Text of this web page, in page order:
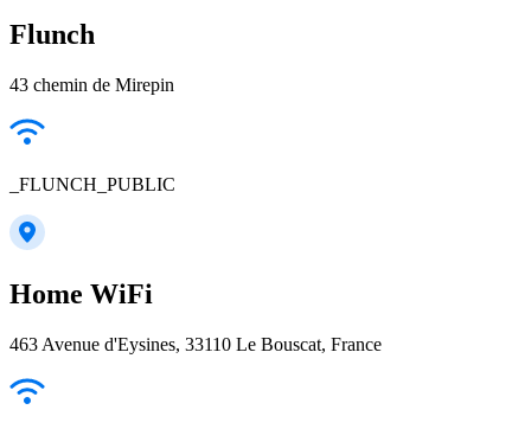
Flunch
43 chemin de Mirepin
_FLUNCH_PUBLIC
Home WiFi
463 Avenue d'Eysines, 33110 Le Bouscat, France